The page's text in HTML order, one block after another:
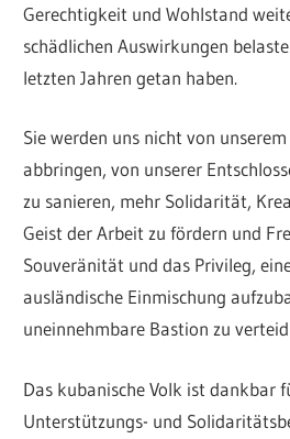
Gerechtigkeit und Wohlstand
schädlichen Auswirkungen
letzten Jahren getan haben.
Sie werden uns nicht von
abbringen, von unserer
zu sanieren, mehr Solidarität,
Geist der Arbeit zu fördern und
Souveränität und das Privileg,
ausländische Einmischung
uneinnehmbare Bastion zu
Das kubanische Volk ist dankbar
Unterstützungs- und